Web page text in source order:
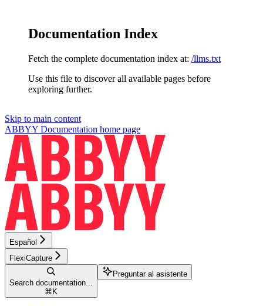
Documentation Index
Fetch the complete documentation index at: /llms.txt
Use this file to discover all available pages before
exploring further.
Skip to main content
ABBYY Documentation home page
Español
FlexiCapture
Search documentation...
⌘ K
Preguntar al asistente